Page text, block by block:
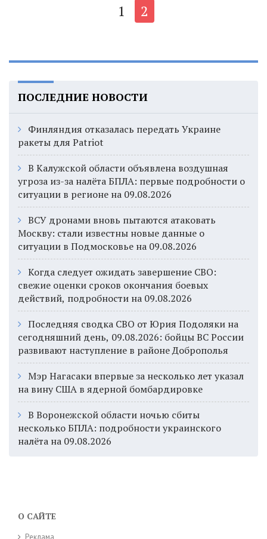
1 2
ПОСЛЕДНИЕ НОВОСТИ
Финляндия отказалась передать Украине
ракеты для Patriot
В Калужской области объявлена воздушная
угроза из-за налёта БПЛА: первые подробности о
ситуации в регионе на 09.08.2026
ВСУ дронами вновь пытаются атаковать
Москву: стали известны новые данные о
ситуации в Подмосковье на 09.08.2026
Когда следует ожидать завершение СВО:
свежие оценки сроков окончания боевых
действий, подробности на 09.08.2026
Последняя сводка СВО от Юрия Подоляки на
сегодняшний день, 09.08.2026: бойцы ВС России
развивают наступление в районе Доброполья
Мэр Нагасаки впервые за несколько лет указал
на вину США в ядерной бомбардировке
В Воронежской области ночью сбиты
несколько БПЛА: подробности украинского
налёта на 09.08.2026
О САЙТЕ
Реклама